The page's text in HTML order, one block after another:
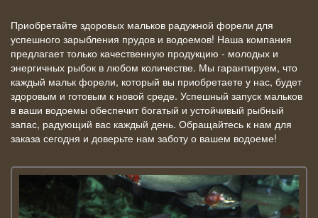
Приобретайте здоровых мальков радужной форели для
успешного зарыбления прудов и водоемов! Наша компания
предлагает только качественную продукцию - молодых и
энергичных рыбок в любом количестве. Мы гарантируем, что
каждый мальк форели, который вы приобретаете у нас, будет
здоровым и готовым к новой среде. Успешный запуск мальков
в ваши водоемы обеспечит богатый и устойчивый рыбный
запас, радующий вас каждый день. Обращайтесь к нам для
заказа сегодня и доверьте нам заботу о вашем водоеме!